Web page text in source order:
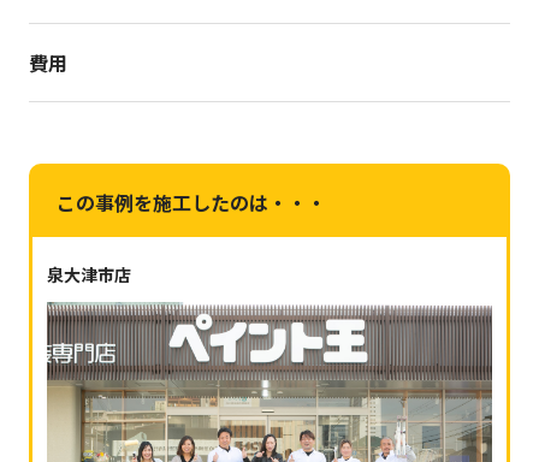
費用
この事例を施工したのは・・・
泉大津市店